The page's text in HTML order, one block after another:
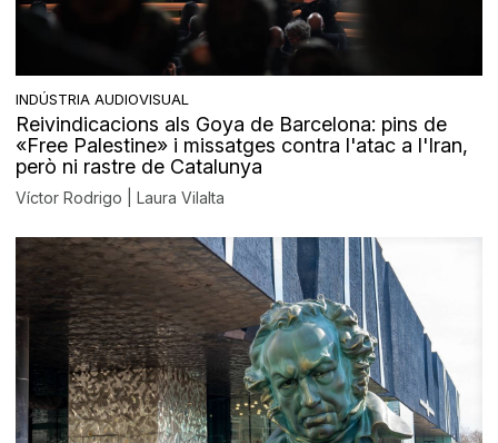
INDÚSTRIA AUDIOVISUAL
Reivindicacions als Goya de Barcelona: pins de
«Free Palestine» i missatges contra l'atac a l'Iran,
però ni rastre de Catalunya
Víctor Rodrigo | Laura Vilalta